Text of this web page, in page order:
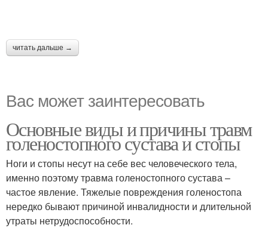
читать дальше →
Вас может заинтересовать
Основные виды и причины травм
голеностопного сустава и стопы
Ноги и стопы несут на себе вес человеческого тела,
именно поэтому травма голеностопного сустава –
частое явление. Тяжелые повреждения голеностопа
нередко бывают причиной инвалидности и длительной
утраты нетрудоспособности.